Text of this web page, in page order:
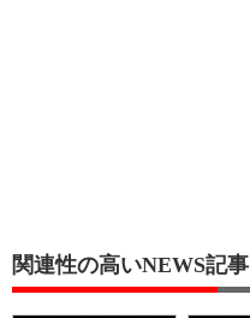
関連性の高いNEWS記事